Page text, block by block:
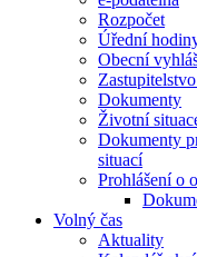
Rozpočet
Úřední
Obecní
Dokumenty
Životní
Dokumenty
situací
Prohlášení o
Volný čas
Aktuality